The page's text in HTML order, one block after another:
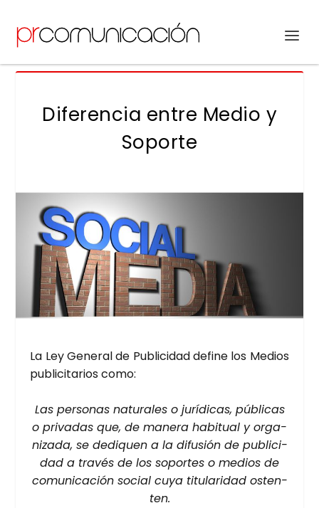
Diferencia entre Medio y
Soporte
La Ley Gene­ral de Publi­ci­dad defi­ne los Medios
publi­ci­ta­rios como:
Las per­so­nas natu­ra­les o jurí­di­cas, públi­cas
o pri­va­das que, de mane­ra habi­tual y orga­
ni­za­da, se dedi­quen a la difu­sión de publi­ci­
dad a tra­vés de los sopor­tes o medios de
comu­ni­ca­ción social cuya titu­la­ri­dad osten­
ten.